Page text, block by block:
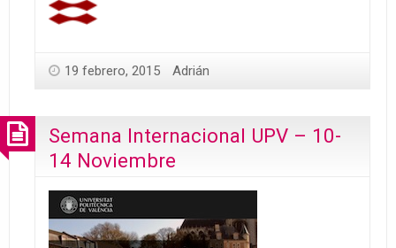
19 febrero, 2015 Adrián
Semana Internacional UPV – 10-
14 Noviembre